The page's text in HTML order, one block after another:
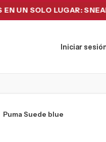
SOLO LUGAR:
Iniciar
Puma Suede blue